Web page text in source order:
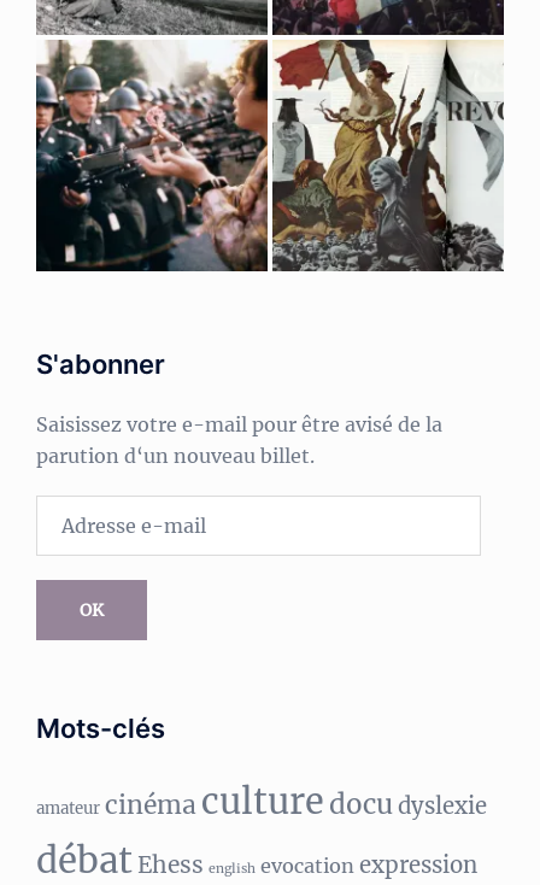
S'abonner
Saisissez votre e-mail pour être avisé de la
parution d‘un nouveau billet.
OK
Mots-clés
amateur cinémaculture docudyslexie
débat Ehess english evocation expression